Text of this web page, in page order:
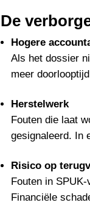
De
Hogere
Als het dossier
meer
Herstelwerk
Fouten die laat
gesignaleerd. In
Risico op
Fouten in
Financiële